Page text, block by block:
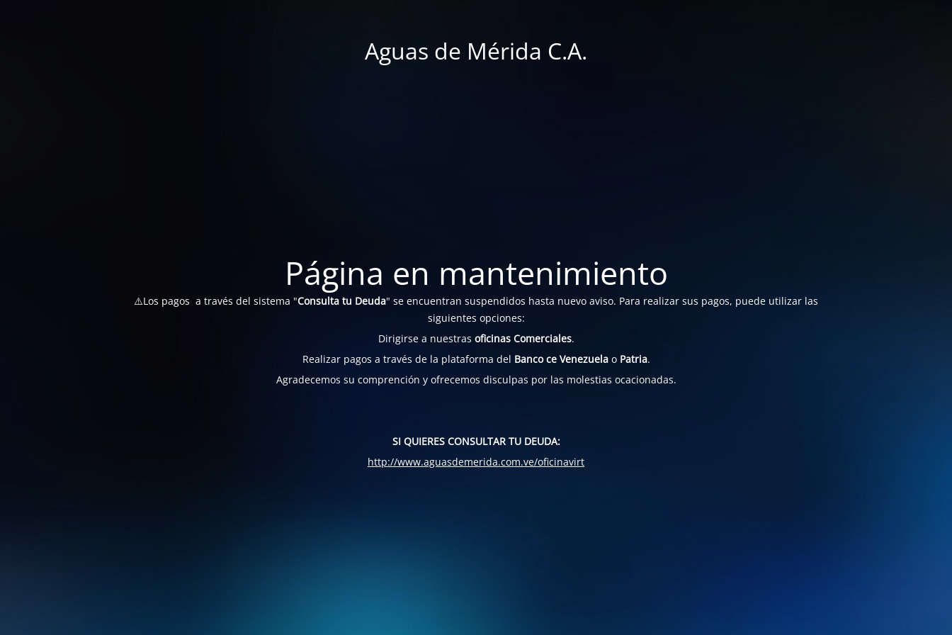
Aguas de Mérida C.A.
Página en mantenimiento
⚠️Los pagos a través del sistema "Consulta tu Deuda" se encuentran suspendidos hasta nuevo aviso. Para realizar sus pagos, puede utilizar las
siguientes opciones:
Dirigirse a nuestras oficinas Comerciales.
Realizar pagos a través de la plataforma del Banco ce Venezuelao Patria.
Agradecemos su comprención y ofrecemos disculpas por las molestias ocacionadas.
SI QUIERES CONSULTAR TU DEUDA:
http://www.aguasdemerida.com.ve/oficinavirt